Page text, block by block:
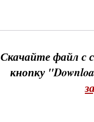
Скачайте файл с
кнопку